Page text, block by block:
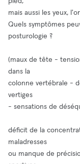
mais aussi les yeux,
Quels symptômes
posturologie ?
(maux de tête -
dans la
colonne vertébrale -
vertiges
- sensations de
déficit de la
maladresses
ou manque de